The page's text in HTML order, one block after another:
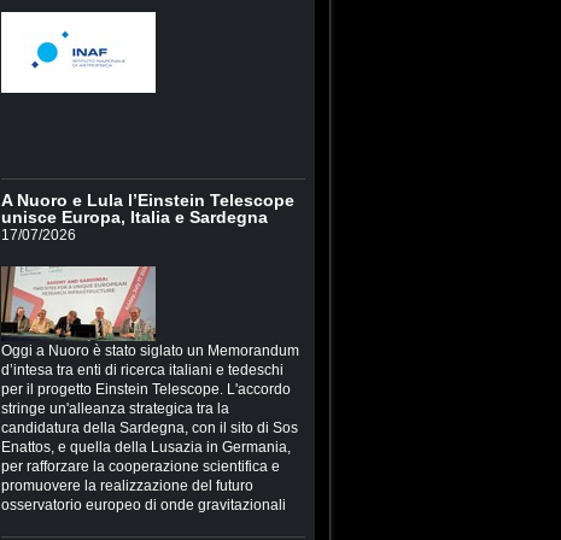
A Nuoro e Lula l’Einstein Telescope
unisce Europa, Italia e Sardegna
17/07/2026
Oggi a Nuoro è stato siglato un Memorandum
d’intesa tra enti di ricerca italiani e tedeschi
per il progetto Einstein Telescope. L'accordo
stringe un'alleanza strategica tra la
candidatura della Sardegna, con il sito di Sos
Enattos, e quella della Lusazia in Germania,
per rafforzare la cooperazione scientifica e
promuovere la realizzazione del futuro
osservatorio europeo di onde gravitazionali